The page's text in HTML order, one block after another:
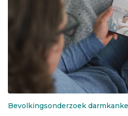
Bevolkingsonderzoek